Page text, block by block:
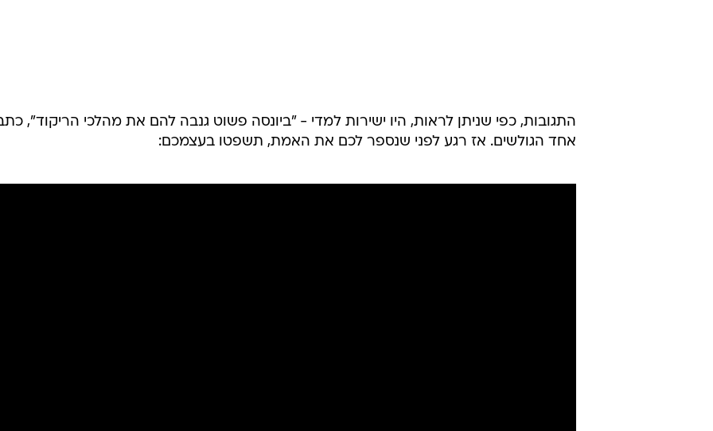
התגובות, כפי שניתן לראות, היו ישירות למדי - "ביונסה פשוט גנבה להם את מהלכי הריקוד",
אחד הגולשים. אז רגע לפני שנספר לכם את האמת, תשפטו בעצמכם: